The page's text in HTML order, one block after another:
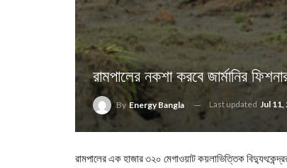
রামপালের নকশা করবে জার্মানির
By Energy Bangla Last updated Jul 11,
রামপালের এক হাজার ৩২০ মেগাওয়াট কয়লাভিত্তিক